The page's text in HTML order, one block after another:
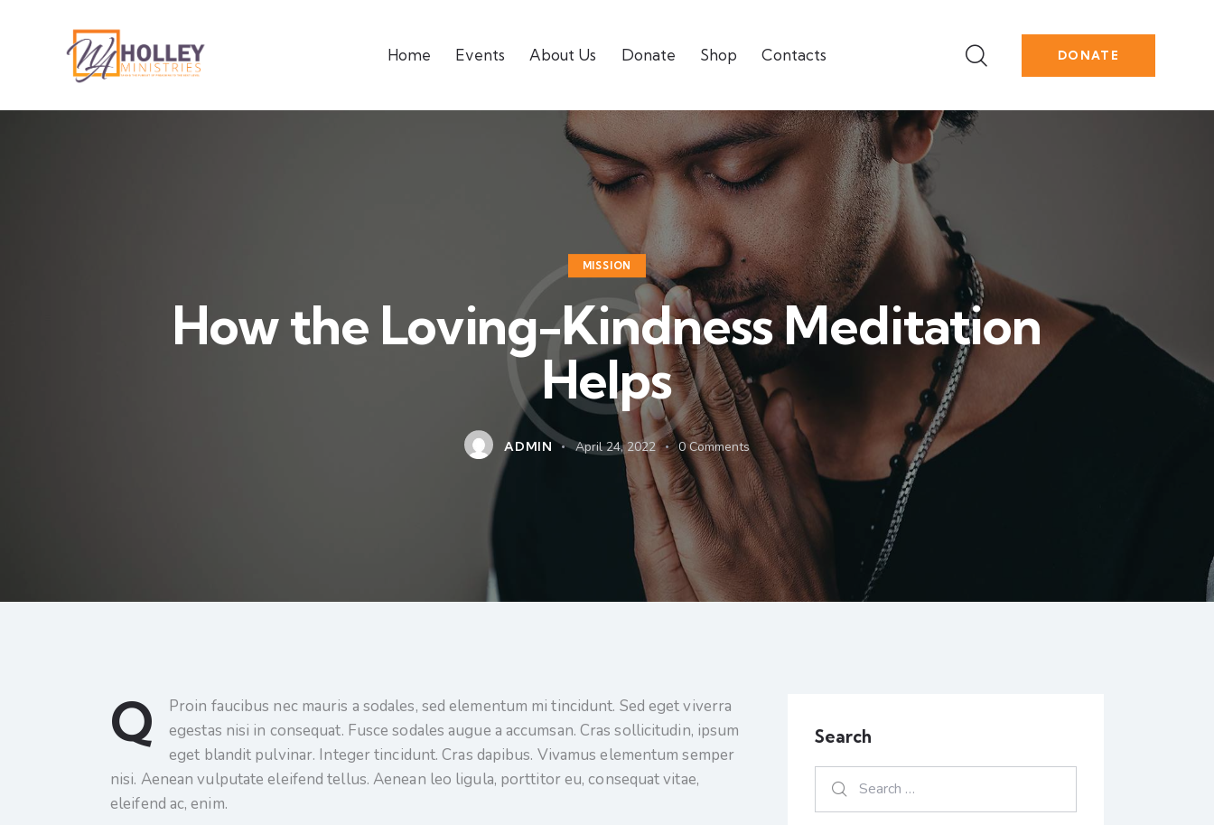
Home Events About Us Donate Shop Contacts DONATE
MISSION
How the Loving-Kindness Meditation
Helps
ADMIN April 24, 2022 0 Comments
Q
Proin faucibus nec mauris a sodales, sed elementum mi tincidunt. Sed eget viverra
egestas nisi in consequat. Fusce sodales augue a accumsan. Cras sollicitudin, ipsum
eget blandit pulvinar. Integer tincidunt. Cras dapibus. Vivamus elementum semper
nisi. Aenean vulputate eleifend tellus. Aenean leo ligula, porttitor eu, consequat vitae,
eleifend ac, enim.
Search